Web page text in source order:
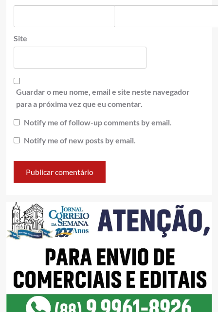
Site
Guardar o meu nome, email e site neste navegador
para a próxima vez que eu comentar.
Notify me of follow-up comments by email.
Notify me of new posts by email.